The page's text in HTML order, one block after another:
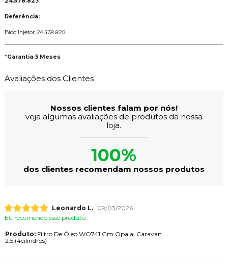
Referência:
Bico Injetor 24.578.820
*Garantia 3 Meses
Avaliações dos Clientes
Nossos clientes falam por nós!
veja algumas avaliações de produtos da nossa
loja.
100%
dos clientes recomendam nossos produtos
Leonardo L.
09/03/2026
Eu recomendo esse produto.
Produto:Filtro De Óleo WO741 Gm Opala, Caravan
2.5 (4cilindros)